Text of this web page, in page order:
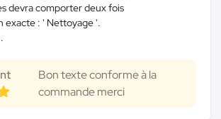
devra comporter deux fois
exacte : ' Nettoyage '.
Bon texte conforme à la
commande merci